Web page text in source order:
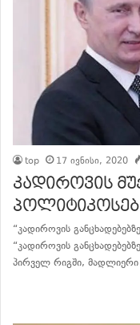
top 17 ივნისი, 2020
კადიროვის
“კადიროვის
“კადიროვის
პირველ რიგში,